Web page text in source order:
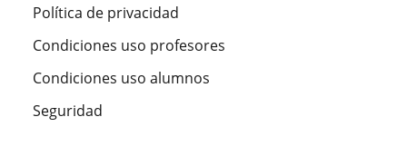
Política de privacidad
Condiciones uso profesores
Condiciones uso alumnos
Seguridad